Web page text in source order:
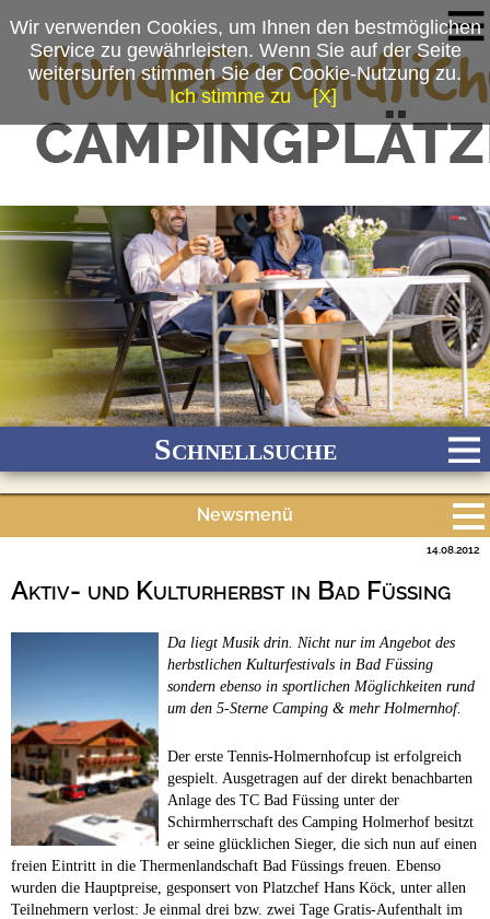
(c) 5-Sterne Camping & mehr Holmernhof
Schnellsuche
Ganzjährig geöffnet
Newsmenü
Campingplätze
Camping & Caravan
Touristik
Aktiv- und Kulturherbst in Bad Füssing
14.08.2012
Da liegt Musik drin. Nicht nur im Angebot des
herbstlichen Kulturfestivals in Bad Füssing
sondern ebenso in sportlichen Möglichkeiten rund
um den 5-Sterne Camping & mehr Holmernhof.
Der erste Tennis-Holmernhofcup ist erfolgreich
gespielt. Ausgetragen auf der direkt benachbarten
Anlage des TC Bad Füssing unter der
Schirmherrschaft des Camping Holmerhof besitzt
er seine glücklichen Sieger, die sich nun auf einen
freien Eintritt in die Thermenlandschaft Bad Füssings freuen. Ebenso
wurden die Hauptpreise, gesponsert von Platzchef Hans Köck, unter allen
Teilnehmern verlost: Je einmal drei bzw. zwei Tage Gratis-Aufenthalt im
Wir verwenden Cookies, um Ihnen den bestmöglichen
Service zu gewährleisten. Wenn Sie auf der Seite
weitersurfen stimmen Sie der Cookie-Nutzung zu.
Ich stimme zu
[X]